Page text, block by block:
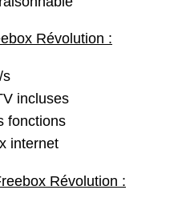
Révolution :
s
incluses
fonctions
internet
Révolution :